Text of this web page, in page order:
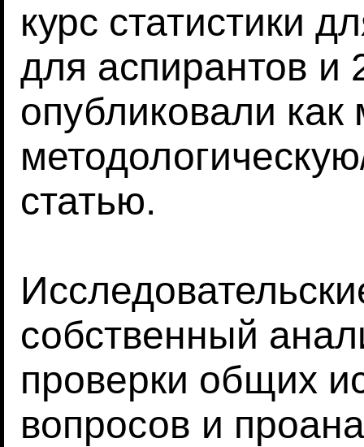
курс статистики
для аспирантов и
опубликовали
статью.
собственный
проверки общих
вопросов и